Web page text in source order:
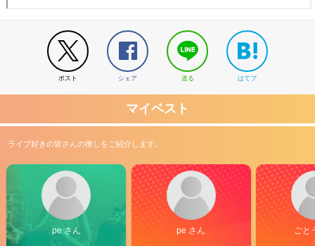
ポスト シェア 送る はてブ
マイベスト
ライブ好きの皆さんの推しをご紹介します。
pe さん pe さん ごと